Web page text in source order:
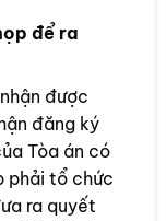
để ra
được
đăng ký
Tòa án có
phải tổ chức
ra quyết